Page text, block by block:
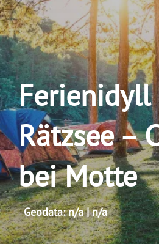
Ferienidyll
Rätzsee –
bei Motte
Geodata: n/a | n/a